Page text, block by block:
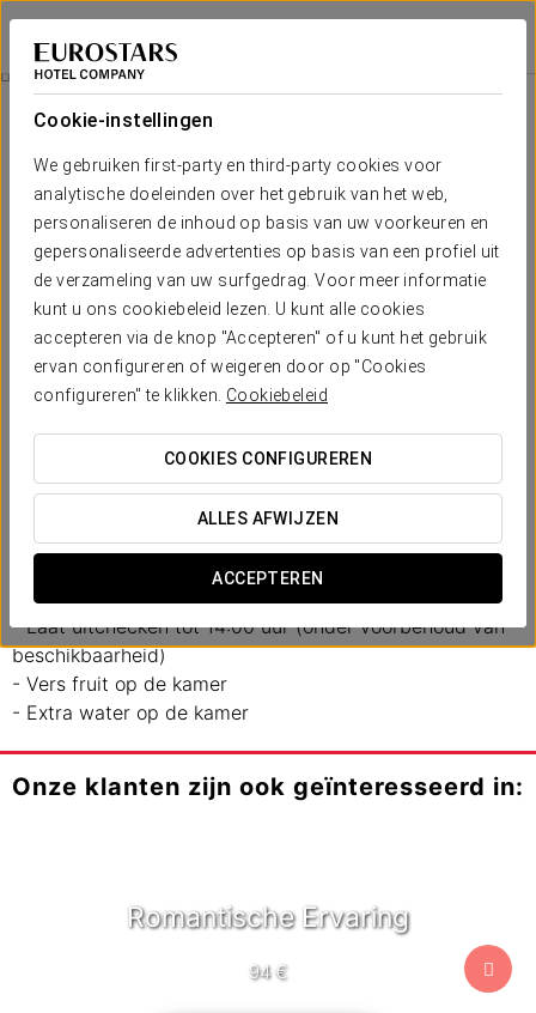
Cookie-instellingen
We gebruiken first-party en third-party cookies voor
analytische doeleinden over het gebruik van het web,
personaliseren de inhoud op basis van uw voorkeuren en
gepersonaliseerde advertenties op basis van een profiel uit
de verzameling van uw surfgedrag. Voor meer informatie
kunt u ons cookiebeleid lezen. U kunt alle cookies
accepteren via de knop "Accepteren" of u kunt het gebruik
ervan configureren of weigeren door op "Cookies
configureren" te klikken. Cookiebeleid
COOKIES CONFIGUREREN
ALLES AFWIJZEN
ACCEPTEREN
Ikonik Parlament
BOEDAPEST
Businesservaring
20 €
Businesservaring
Profiteer van onze aanbieding en geniet van een
comfortabel en ontspannen verblijf. Comfort en rust
tegen de beste prijs. Inclusief:
- Vroeg inchecken (onder voorbehoud van
beschikbaarheid)
- Laat uitchecken tot 14:00 uur (onder voorbehoud van
beschikbaarheid)
- Vers fruit op de kamer
- Extra water op de kamer
Onze klanten zijn ook geïnteresseerd in:
Romantische Ervaring
94 €